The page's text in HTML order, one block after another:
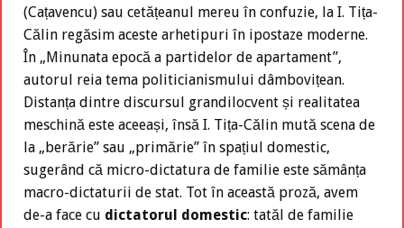
(Cațavencu) sau cetățeanul mereu în confuzie, la I. Tița-
Călin regăsim aceste arhetipuri în ipostaze moderne.
În „Minunata epocă a partidelor de apartament”,
autorul reia tema politicianismului dâmbovițean.
Distanța dintre discursul grandilocvent și realitatea
meschină este aceeași, însă I. Tița-Călin mută scena de
la „berărie” sau „primărie” în spațiul domestic,
sugerând că micro-dictatura de familie este sămânța
macro-dictaturii de stat. Tot în această proză, avem
de-a face cu dictatorul domestic: tatăl de familie